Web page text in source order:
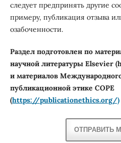
следует предпринять другие
примеру, публикация отзыва
озабоченности.
Раздел подготовлен по
научной литературы Elsevier
и материалов
публикационной этике COPE
(https://publicationethics.org/)
ОТПРАВИТЬ